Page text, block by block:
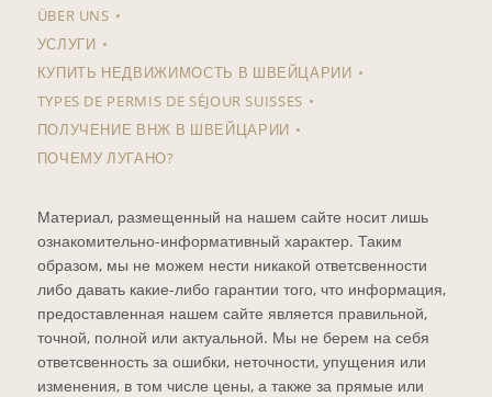
ÜBER UNS
УСЛУГИ
КУПИТЬ НЕДВИЖИМОСТЬ В ШВЕЙЦАРИИ
TYPES DE PERMIS DE SÉJOUR SUISSES
ПОЛУЧЕНИЕ ВНЖ В ШВЕЙЦАРИИ
ПОЧЕМУ ЛУГАНО?
Материал, размещенный на нашем сайте носит лишь
ознакомительно-информативный характер. Таким
образом, мы не можем нести никакой ответсвенности
либо давать какие-либо гарантии того, что информация,
предоставленная нашем сайте является правильной,
точной, полной или актуальной. Мы не берем на себя
ответсвенность за ошибки, неточности, упущения или
изменения, в том числе цены, а также за прямые или